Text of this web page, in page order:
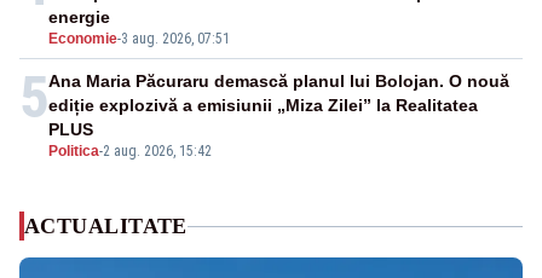
Economie-3 aug. 2026, 07:51
energie
5
Politica-2 aug. 2026, 15:42
Ana Maria Păcuraru demască planul lui Bolojan. O nouă
ediție explozivă a emisiunii „Miza Zilei” la Realitatea
PLUS
ACTUALITATE